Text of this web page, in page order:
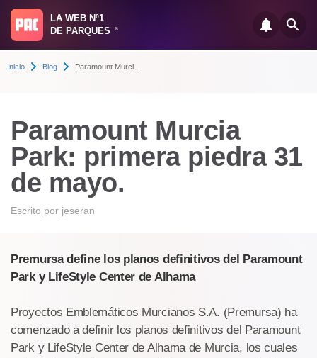
LA WEB Nº1
DE PARQUES
®
Inicio Blog Paramount Murci...
Paramount Murcia
Park: primera piedra 31
de mayo.
Escrito por jeseran
Premursa define los planos definitivos del Paramount
Park y LifeStyle Center de Alhama
Proyectos Emblemáticos Murcianos S.A. (Premursa) ha
comenzado a definir los planos definitivos del Paramount
Park y LifeStyle Center de Alhama de Murcia, los cuales